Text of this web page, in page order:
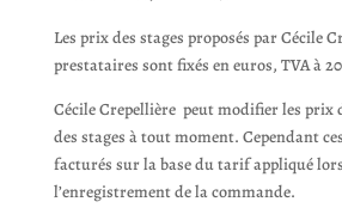
Les prix des stages proposés par Cécile
prestataires sont fixés en euros, TVA à
Cécile Crepellière peut modifier les prix
des stages à tout moment. Cependant
facturés sur la base du tarif appliqué
l’enregistrement de la commande.